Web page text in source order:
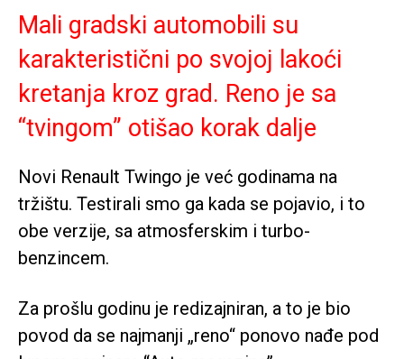
Mali gradski automobili su
karakteristični po svojoj lakoći
kretanja kroz grad. Reno je sa
“tvingom” otišao korak dalje
Novi Renault Twingo je već godinama na
tržištu. Testirali smo ga kada se pojavio, i to
obe verzije, sa atmosferskim i turbo-
benzincem.
Za prošlu godinu je redizajniran, a to je bio
povod da se najmanji „reno“ ponovo nađe pod